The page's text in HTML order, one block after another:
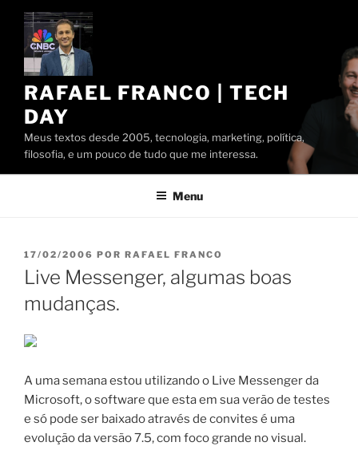
Pular
conteúdo
RAFAEL FRANCO | TECH
DAY
Meus textos desde 2005, tecnologia, marketing, política,
filosofia, e um pouco de tudo que me interessa.
Menu
PUBLICADO
EM
17/02/2006 POR RAFAEL FRANCO
Live Messenger, algumas boas
mudanças.
A uma semana estou utilizando o Live Messenger da
Microsoft, o software que esta em sua verão de testes
e só pode ser baixado através de convites é uma
evolução da versão 7.5, com foco grande no visual.